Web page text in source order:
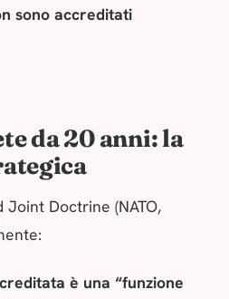
sono accreditati
da 20 anni: la
Joint Doctrine (NATO,
è una “funzione